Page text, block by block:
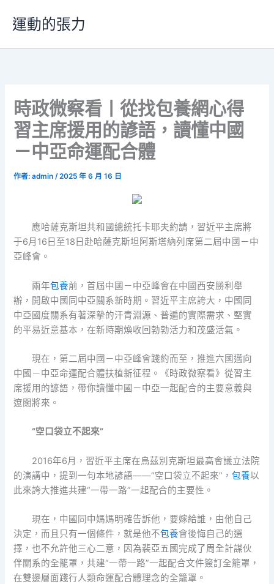
要
運動的張力
時政微察看丨從找包養網心得
習主席援用的諺語，讀懂中國
－中亞命運配合體
作者:admin/2025 年 6 月 16 日
應哈薩克斯坦共和國總統托卡耶夫約請，習近平主席將
于6月16日至18日赴哈薩克斯坦阿斯塔納列席第二屆中國－中
亞峰會。
兩年包養前，首屆中國－中亞峰會在中國西安勝利舉
辦，開啟中國同中亞關系新時期。習近平主席誇大，中國同
中亞國度關系有著深摯的汗青淵源、普遍的實際需求、堅實
的平易近意基本，在新時期煥收回勃勃活力和茂盛活氣。
現在，第二屆中國－中亞峰會踐約而至，推進六國邁向
中國－中亞命運配合體扶植新征程。《時政微察看》從習主
席援用的諺語，帶你讀懂中國－中亞一起配合的主要意義與
遼闊將來。
“空口袋立不起來”
2016年6月，習近平主席在烏茲別克斯坦最高會議立法院
的演講中，提到一句本地諺語——“空口袋立不起來”，包養以
此來誇大推進共建“一帶一路”一起配合的主要性。
現在，中國同中媽媽明確告訴他，要嫁給誰，由他自己
決定，而且只有一個條件，就是他不包養會後悔自己的選
擇，也不允許他三心二意，因為裴亞五國完成了周全計謀伙
伴關系的全籠罩，共建“一帶一路”一起配合文件簽訂全籠罩，
在雙邊層面踐行人類命運配合體理念的全籠罩。